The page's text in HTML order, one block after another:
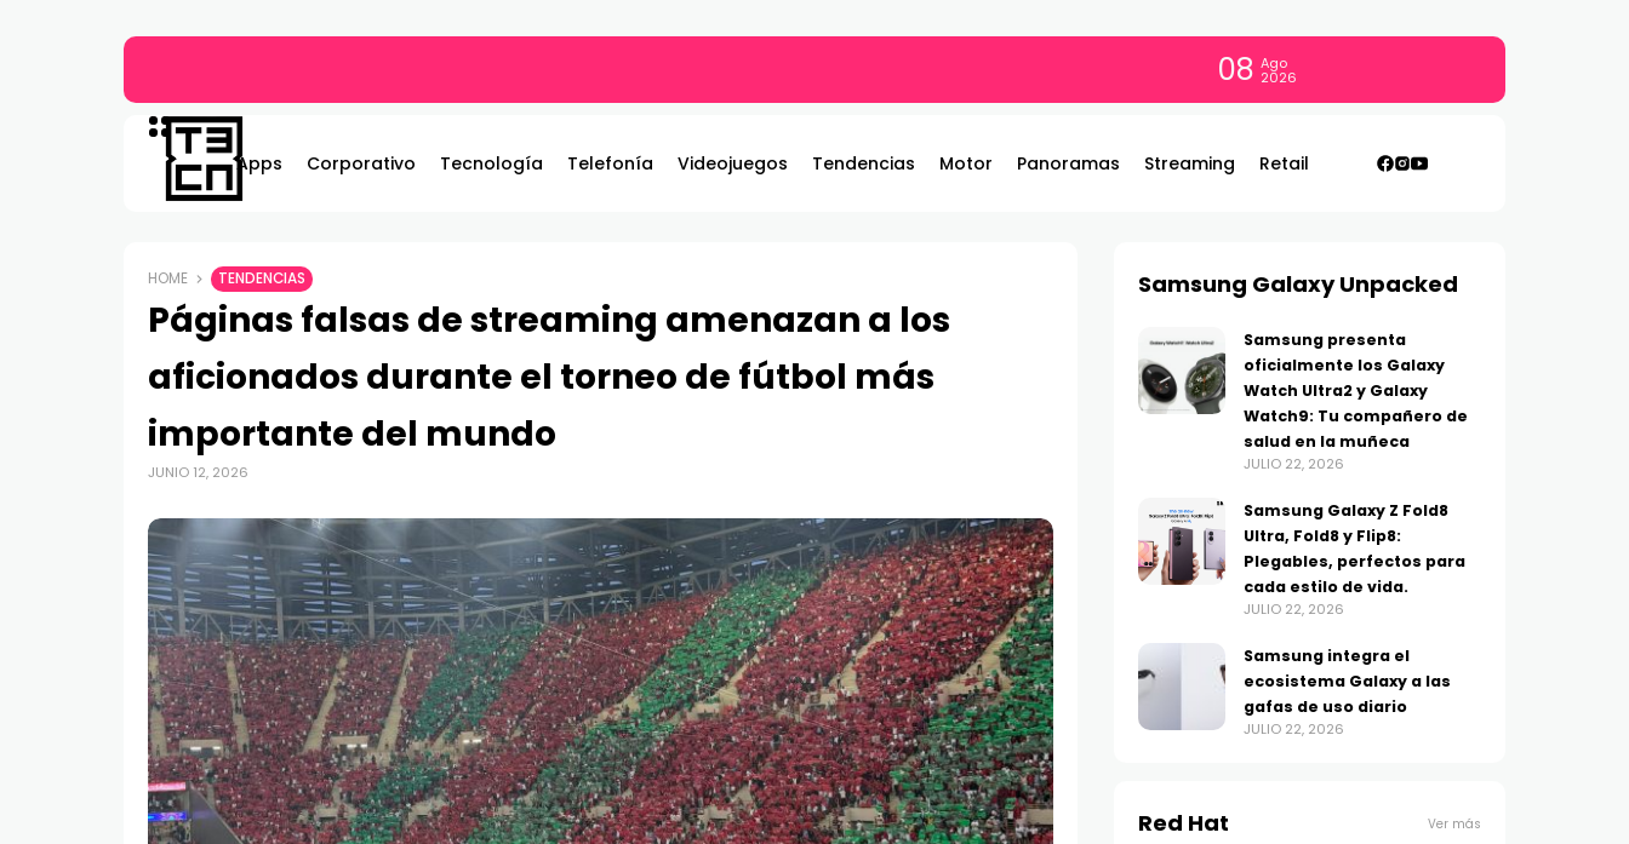
08 Ago
2026
Apps Corporativo Tecnología Telefonía Videojuegos Tendencias Motor Panoramas Streaming Retail
HOME TENDENCIAS
Páginas falsas de streaming amenazan a los
aficionados durante el torneo de fútbol más
importante del mundo
JUNIO 12, 2026
Samsung Galaxy Unpacked
Samsung presenta
oficialmente los Galaxy
Watch Ultra2 y Galaxy
Watch9: Tu compañero de
salud en la muñeca
JULIO 22, 2026
Samsung Galaxy Z Fold8
Ultra, Fold8 y Flip8:
Plegables, perfectos para
cada estilo de vida.
JULIO 22, 2026
Samsung integra el
ecosistema Galaxy a las
gafas de uso diario
JULIO 22, 2026
Red Hat Ver más